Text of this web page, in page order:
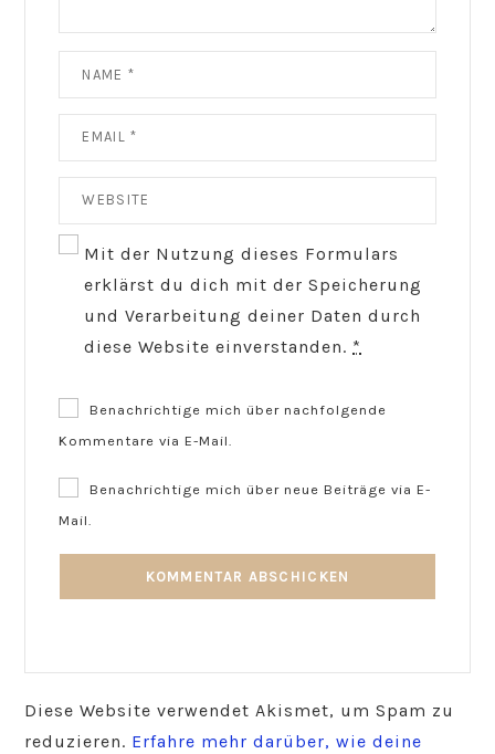
Mit der Nutzung dieses Formulars
erklärst du dich mit der Speicherung
und Verarbeitung deiner Daten durch
diese Website einverstanden. *
Benachrichtige mich über nachfolgende
Kommentare via E-Mail.
Benachrichtige mich über neue Beiträge via E-
Mail.
Diese Website verwendet Akismet, um Spam zu
reduzieren. Erfahre mehr darüber, wie deine